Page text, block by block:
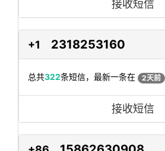
接收短信
+1 2318253160
总共322条短信，最新一条在 2天前
接收短信